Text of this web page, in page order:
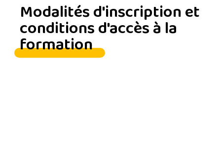
Modalités d'inscription et
conditions d'accès à la
formation